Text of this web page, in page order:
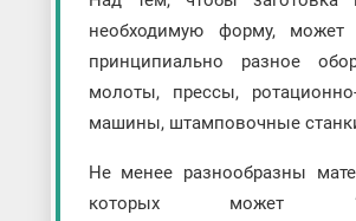
необходимую форму, может
принципиально разное
молоты, прессы,
машины, штамповочные
Не менее разнообразны
которых может